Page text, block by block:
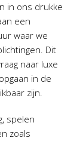
in ons drukke
een
waar we
Dit
naar luxe
in de
zijn.
spelen
zoals